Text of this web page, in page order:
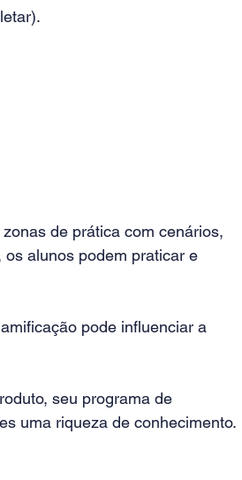
de prática com cenários,
alunos podem praticar e
pode influenciar a
seu programa de
uma riqueza de conhecimento.